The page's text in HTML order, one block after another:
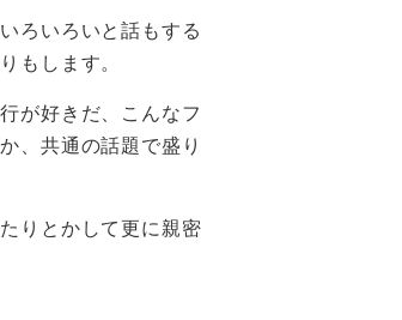
ろいろいと話もする
もします。
が好きだ、こんなフ
、共通の話題で盛り
りとかして更に親密